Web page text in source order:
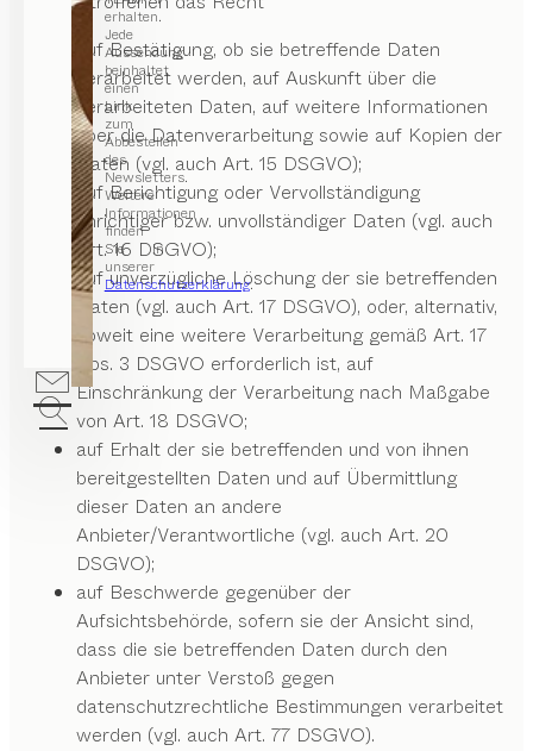
erhalten.
Jede
Aussendung
beinhaltet
einen
Link
zum
Abbestellen
des
Newsletters.
Weitere
Informationen
finden
Sie in
unserer
Datenschutzerklärung.
auf Bestätigung, ob sie betreffende Daten
verarbeitet werden, auf Auskunft über die
verarbeiteten Daten, auf weitere Informationen
über die Datenverarbeitung sowie auf Kopien der
Daten (vgl. auch Art. 15 DSGVO);
auf Berichtigung oder Vervollständigung
unrichtiger bzw. unvollständiger Daten (vgl. auch
Art. 16 DSGVO);
auf unverzügliche Löschung der sie betreffenden
Daten (vgl. auch Art. 17 DSGVO), oder, alternativ,
soweit eine weitere Verarbeitung gemäß Art. 17
Abs. 3 DSGVO erforderlich ist, auf
Einschränkung der Verarbeitung nach Maßgabe
von Art. 18 DSGVO;
auf Erhalt der sie betreffenden und von ihnen
bereitgestellten Daten und auf Übermittlung
dieser Daten an andere
Anbieter/Verantwortliche (vgl. auch Art. 20
DSGVO);
auf Beschwerde gegenüber der
Aufsichtsbehörde, sofern sie der Ansicht sind,
dass die sie betreffenden Daten durch den
Anbieter unter Verstoß gegen
datenschutzrechtliche Bestimmungen verarbeitet
werden (vgl. auch Art. 77 DSGVO).